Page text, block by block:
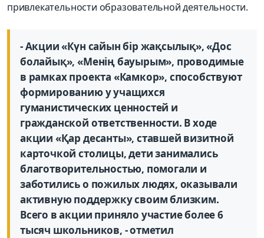
привлекательности образовательной деятельности.
- Акции «Күн сайын бір жақсылық», «Дос
болайық», «Менің бауырым», проводимые
в рамках проекта «Камкор», способствуют
формированию у учащихся
гуманистических ценностей и
гражданской ответственности. В ходе
акции «Қар десанты», ставшей визитной
карточкой столицы, дети занимались
благотворительностью, помогали и
заботились о пожилых людях, оказывали
активную поддержку своим близким.
Всего в акции приняло участие более 6
тысяч школьников, - отметил